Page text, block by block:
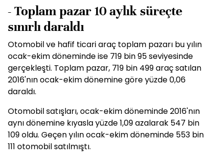
- Toplam pazar 10 aylık süreçte
sınırlı daraldı
Otomobil ve hafif ticari araç toplam pazarı bu yılın
ocak-ekim döneminde ise 719 bin 95 seviyesinde
gerçekleşti. Toplam pazar, 719 bin 499 araç satılan
2016'nın ocak-ekim dönemine göre yüzde 0,06
daraldı.
Otomobil satışları, ocak-ekim döneminde 2016'nın
aynı dönemine kıyasla yüzde 1,09 azalarak 547 bin
109 oldu. Geçen yılın ocak-ekim döneminde 553 bin
111 otomobil satılmıştı.